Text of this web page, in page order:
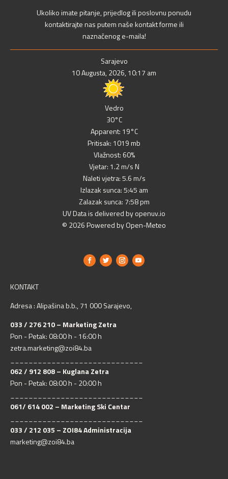
Ukoliko imate pitanje, prijedlog ili poslovnu ponudu
kontaktirajte nas putem naše kontakt forme ili
naznačenog e-maila!
Sarajevo
10 Augusta, 2026, 10:17 am
Vedro
30°C
Apparent: 19°C
Pritisak: 1019 mb
Vlažnost: 60%
Vjetar: 1.2 m/s N
Naleti vjetra: 5.6 m/s
Izlazak sunca: 5:45 am
Zalazak sunca: 7:58 pm
UV Data is delivered by openuv.io
© 2026 Powered by Open-Meteo
KONTAKT
Adresa : Alipašina b.b., 71 000 Sarajevo,
033 / 276 210 – Marketing Zetra
Pon - Petak: 08:00 h - 16:00 h
zetra.marketing@zoi84.ba
062 / 912 808 – Kuglana Zetra
Pon - Petak: 08:00 h - 20:00 h
061/ 614 002 – Marketing Ski Centar
033 / 212 035 – ZOI84 Administracija
marketing@zoi84.ba